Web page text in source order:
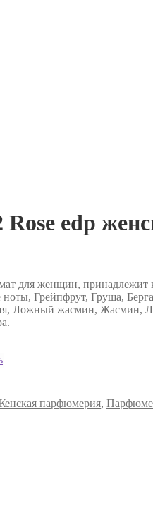
edp
для женщин, принадлежит
Грейпфрут, Груша,
Ложный жасмин, Жасмин,
парфюмерия,